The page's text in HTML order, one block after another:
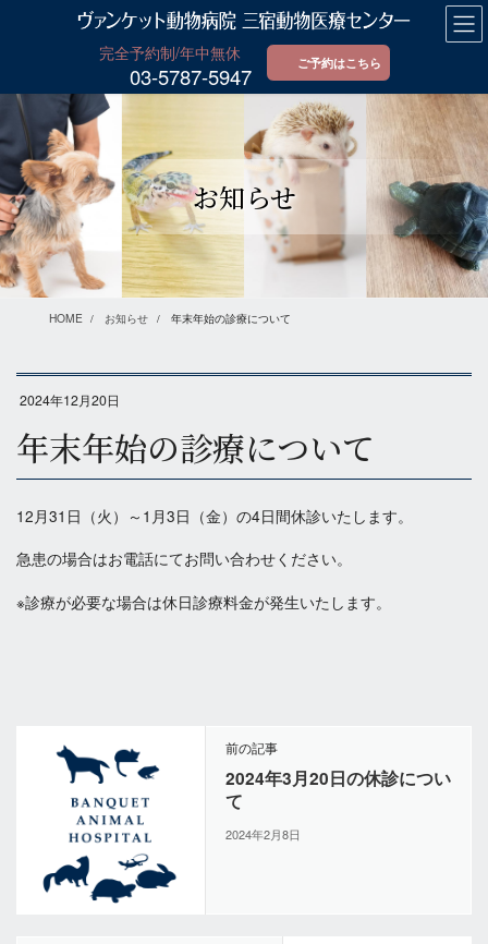
に
移
動
ョ
ン
に
移
動
03-5787-5947
ご予約はこちら
お知らせ
HOME お知らせ 年末年始の診療について
2024年12月20日
年末年始の診療について
12月31日（火）～1月3日（金）の4日間休診いたします。
急患の場合はお電話にてお問い合わせください。
※診療が必要な場合は休日診療料金が発生いたします。
前の記事
2024年3月20日の休診につい
て
2024年2月8日